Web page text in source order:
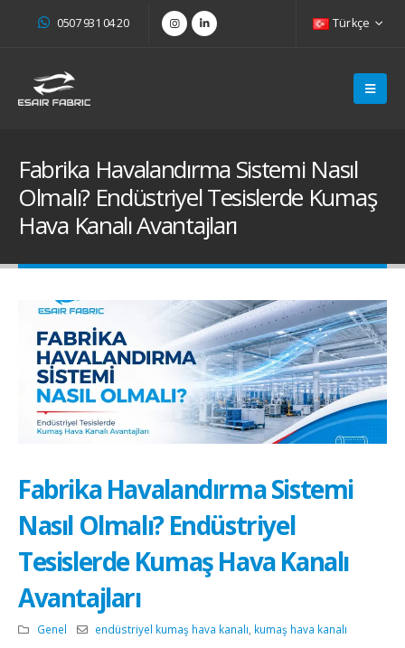
0507 931 04 20 Türkçe
Fabrika Havalandırma Sistemi Nasıl
Olmalı? Endüstriyel Tesislerde Kumaş
Hava Kanalı Avantajları
Fabrika Havalandırma Sistemi
Nasıl Olmalı? Endüstriyel
Tesislerde Kumaş Hava Kanalı
Avantajları
Genel endüstriyel kumaş hava kanalı kumaş hava kanalı